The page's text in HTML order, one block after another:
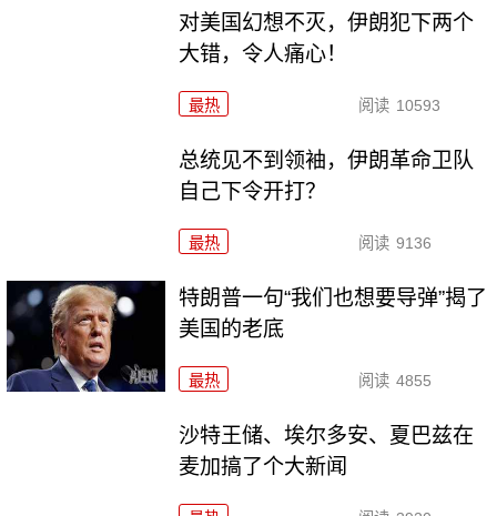
对美国幻想不灭，伊朗犯下两个
大错，令人痛心！
最热 阅读 10593
总统见不到领袖，伊朗革命卫队
自己下令开打？
最热 阅读 9136
特朗普一句“我们也想要导弹”揭了
美国的老底
最热 阅读 4855
沙特王储、埃尔多安、夏巴兹在
麦加搞了个大新闻